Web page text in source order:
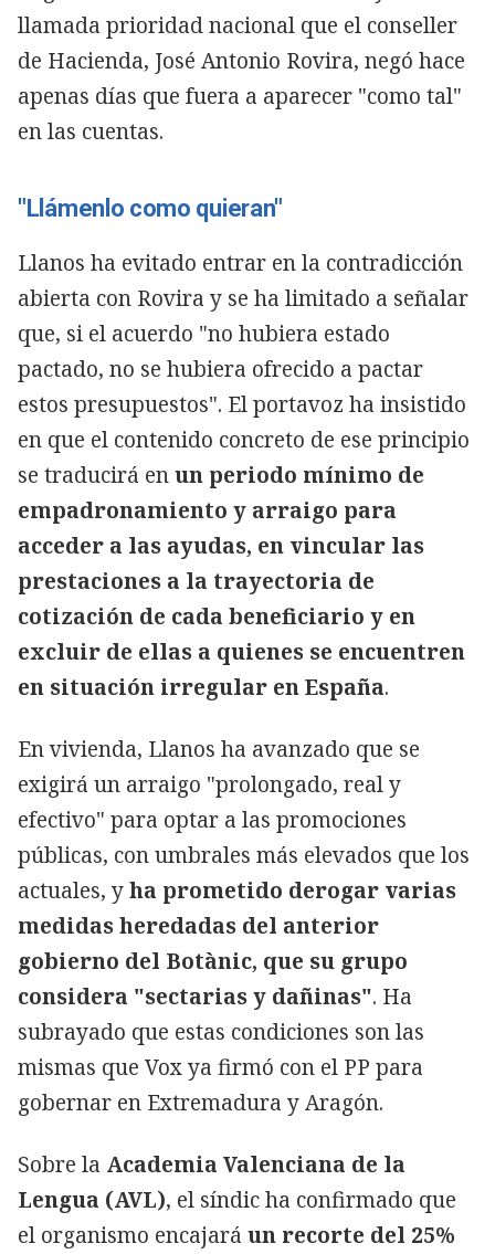
llamada prioridad nacional que el conseller
de Hacienda, José Antonio Rovira, negó hace
apenas días que fuera a aparecer "como tal"
en las cuentas.
"Llámenlo como quieran"
Llanos ha evitado entrar en la contradicción
abierta con Rovira y se ha limitado a señalar
que, si el acuerdo "no hubiera estado
pactado, no se hubiera ofrecido a pactar
estos presupuestos". El portavoz ha insistido
en que el contenido concreto de ese principio
se traducirá enun periodo mínimo de
empadronamiento y arraigo para
acceder a las ayudas, en vincular las
prestaciones a la trayectoria de
cotización de cada beneficiario y en
excluir de ellas a quienes se encuentren
en situación irregular en España.
En vivienda, Llanos ha avanzado que se
exigirá un arraigo "prolongado, real y
efectivo" para optar a las promociones
públicas, con umbrales más elevados que los
actuales, yha prometido derogar varias
medidas heredadas del anterior
gobierno del Botànic, que su grupo
considera "sectarias y dañinas". Ha
subrayado que estas condiciones son las
mismas que Vox ya firmó con el PP para
gobernar en Extremadura y Aragón.
Sobre la Academia Valenciana de la
Lengua (AVL), el síndic ha confirmado que
el organismo encajará un recorte del 25%